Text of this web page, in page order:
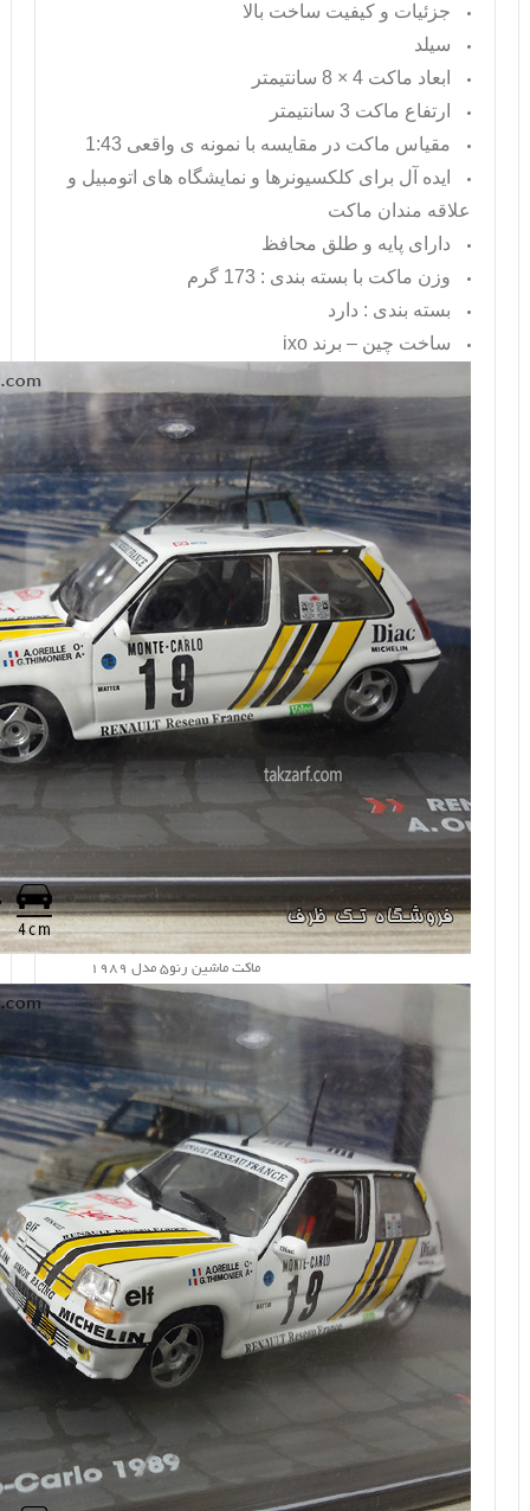
جزئیات و کیفیت ساخت بالا
سیلد
ابعاد ماکت 4 × 8 سانتیمتر
ارتفاع ماکت 3 سانتیمتر
مقیاس ماکت در مقایسه با نمونه ی واقعی 1:43
ایده آل برای کلکسیونرها و نمایشگاه های اتومبیل و
علاقه مندان ماکت
دارای پایه و طلق محافظ
وزن ماکت با بسته بندی : 173 گرم
بسته بندی : دارد
ساخت چین – برند ixo
ماکت ماشین رنو5 مدل 1989